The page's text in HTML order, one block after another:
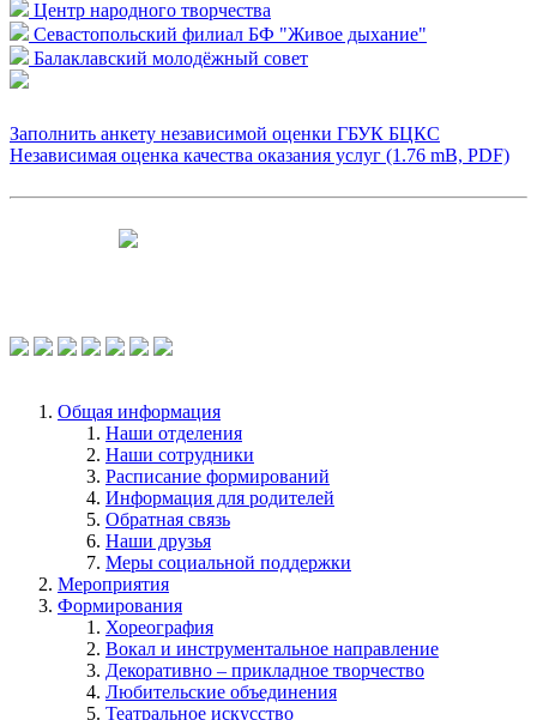
Центр народного творчества
Севастопольский филиал БФ "Живое дыхание"
Балаклавский молодёжный совет
Заполнить анкету независимой оценки ГБУК БЦКС
Независимая оценка качества оказания услуг (1.76 mB, PDF)
Общая информация
Наши отделения
Наши сотрудники
Расписание формирований
Информация для родителей
Обратная связь
Наши друзья
Меры социальной поддержки
Мероприятия
Формирования
Хореография
Вокал и инструментальное направление
Декоративно – прикладное творчество
Любительские объединения
Театральное искусство